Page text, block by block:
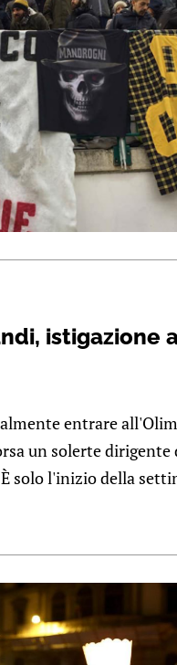
istigazione
entrare
un solerte dirigente
solo l'inizio della